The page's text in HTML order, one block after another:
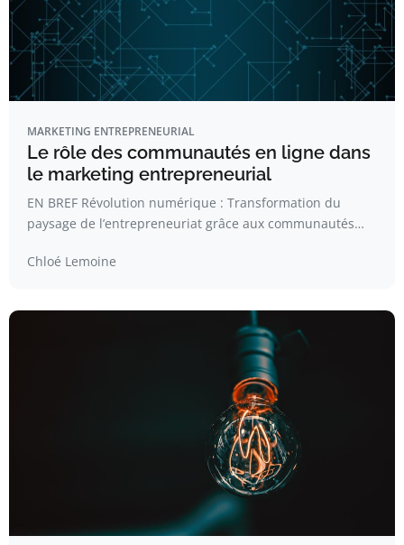
MARKETING ENTREPRENEURIAL
Le rôle des communautés en ligne dans
le marketing entrepreneurial
EN BREF Révolution numérique : Transformation du
paysage de l’entrepreneuriat grâce aux communautés…
Chloé Lemoine